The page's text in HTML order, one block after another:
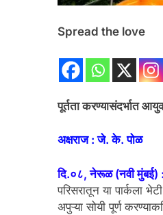
Spread the love
पूर्तता करण्यासंदर्भात
अक्षराज : जे. के. पोळ
दि.०८, नेरूळ (नवी मुंबई) :
परिसरातून या पार्कला
अपुऱ्या सोयी पूर्ण